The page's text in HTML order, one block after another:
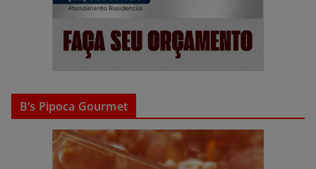
B’s Pipoca Gourmet